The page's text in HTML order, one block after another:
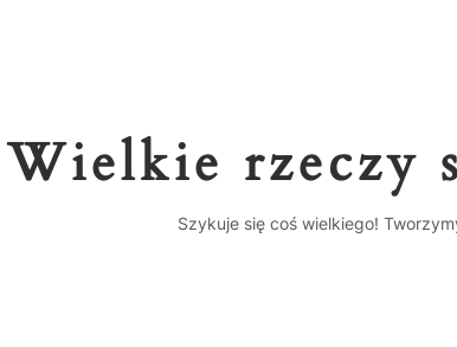
Wielkie rzeczy
Szykuje się coś wielkiego!